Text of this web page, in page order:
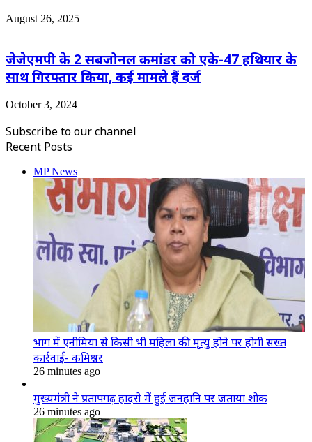
August 26, 2025
जेजेएमपी के 2 सबजोनल कमांडर को एके-47 हथियार के
साथ गिरफ्तार किया, कई मामले हैं दर्ज
October 3, 2024
Subscribe to our channel
Recent Posts
MP News
भाग में एनीमिया से किसी भी महिला की मृत्यु होने पर होगी सख्त
कार्रवाई- कमिश्नर
26 minutes ago
मुख्यमंत्री ने प्रतापगढ़ हादसे में हुई जनहानि पर जताया शोक
26 minutes ago